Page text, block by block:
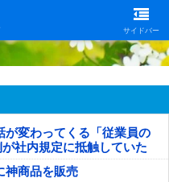
サイドバー
が変わってくる「従業員の
社内規定に抵触していた
神商品を販売